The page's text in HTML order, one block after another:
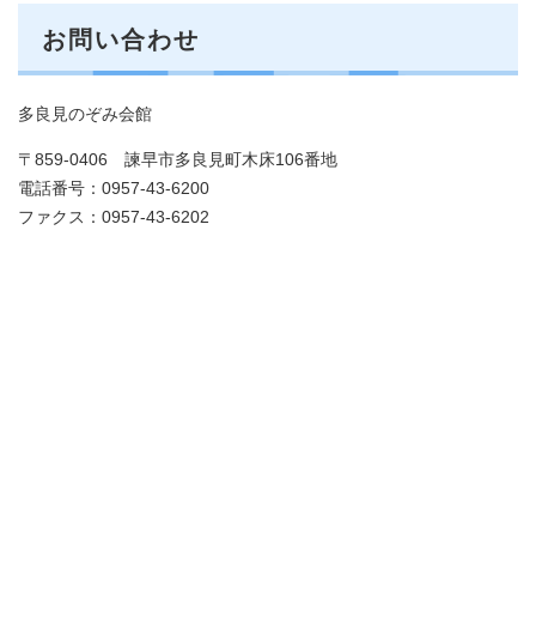
お問い合わせ
多良見のぞみ会館
〒859-0406 諫早市多良見町木床106番地
電話番号：0957-43-6200
ファクス：0957-43-6202